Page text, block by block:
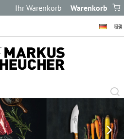
Warenkorb
Ihr Warenkorb